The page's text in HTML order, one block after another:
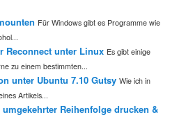
Für Windows gibt es Programme wie
Reconnect unter Linux Es gibt einige
zu einem bestimmten...
unter Ubuntu 7.10 Gutsy Wie ich in
Artikels...
umgekehrter Reihenfolge drucken &